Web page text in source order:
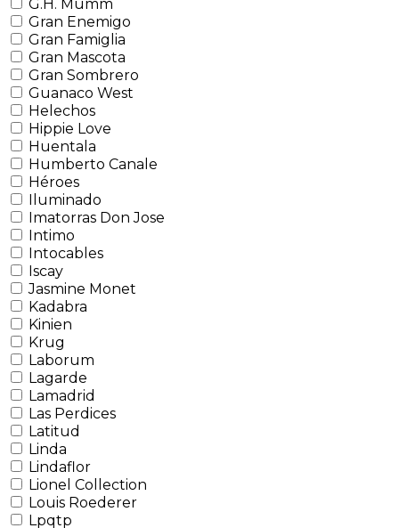
G.H. Mumm
Gran Enemigo
Gran Famiglia
Gran Mascota
Gran Sombrero
Guanaco West
Helechos
Hippie Love
Huentala
Humberto Canale
Héroes
Iluminado
Imatorras Don Jose
Intimo
Intocables
Iscay
Jasmine Monet
Kadabra
Kinien
Krug
Laborum
Lagarde
Lamadrid
Las Perdices
Latitud
Linda
Lindaflor
Lionel Collection
Louis Roederer
Lpqtp